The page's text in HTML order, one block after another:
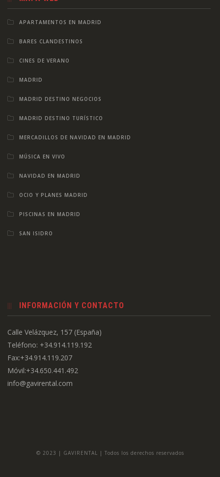
APARTAMENTOS EN MADRID
BARES CLANDESTINOS
CINES DE VERANO
MADRID
MADRID DESTINO NEGOCIOS
MADRID DESTINO TURÍSTICO
MERCADILLOS DE NAVIDAD EN MADRID
MÚSICA EN VIVO
NAVIDAD EN MADRID
OCIO Y PLANES MADRID
PISCINAS EN MADRID
SAN ISIDRO
INFORMACIÓN Y CONTACTO
Calle Velázquez, 157 (España)
Teléfono: +34.914.119.192
Fax:+34.914.119.207
Móvil:+34.650.441.492
info@gavirental.com
© 2023 | GAVIRENTAL | Todos los derechos reservados